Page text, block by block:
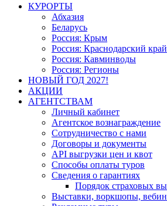
КУРОРТЫ
Абхазия
Беларусь
Россия: Крым
Россия: Краснодарский край
Россия: Кавминводы
Россия: Регионы
НОВЫЙ ГОД 2027!
АКЦИИ
АГЕНТСТВАМ
Личный кабинет
Агентское вознаграждение
Сотрудничество с нами
Договоры и документы
API выгрузки цен и квот
Способы оплаты туров
Сведения о гарантиях
Порядок страховых
Выставки, воркшопы,